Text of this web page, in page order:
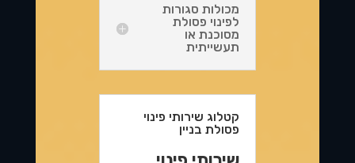
מכולות סגורות
לפינוי פסולת
מסוכנת או
תעשייתית
קטלוג שירותי פינוי
פסולת בניין